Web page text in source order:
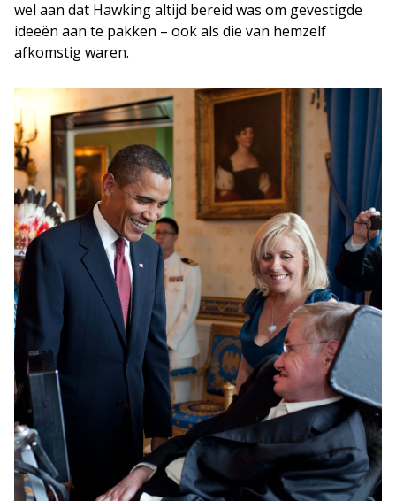
wel aan dat Hawking altijd bereid was om gevestigde
ideeën aan te pakken – ook als die van hemzelf
afkomstig waren.